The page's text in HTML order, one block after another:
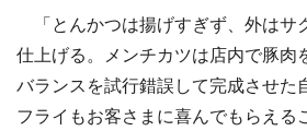
「とんかつは揚げすぎず、外はサ
仕上げる。メンチカツは店内で豚肉
バランスを試行錯誤して完成させた
フライもお客さまに喜んでもらえる